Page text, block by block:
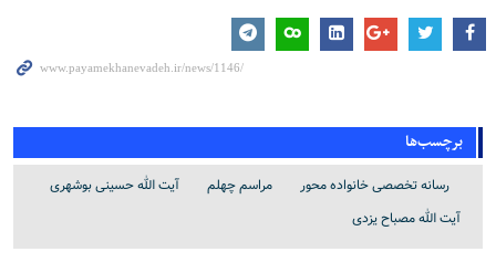
برچسب‌ها
رسانه تخصصی خانواده محور مراسم چهلم
آیت الله حسینی بوشهری
آ‌یت‌ الله مصباح یزدی